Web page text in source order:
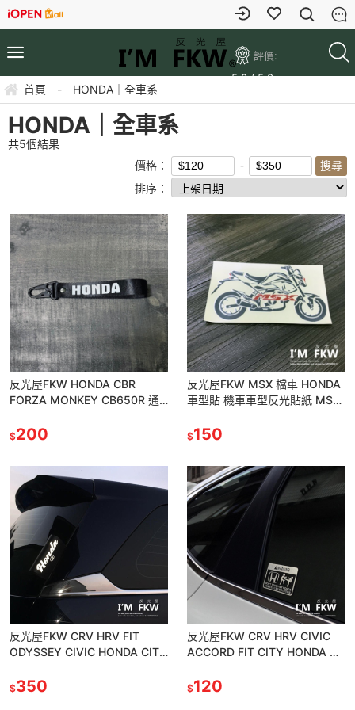
評價:
5.0 / 5.0
首頁 - HONDA｜全車系
HONDA｜全車系
共5個結果
價格：
排序：
反光屋FKW HONDA CBR
FORZA MONKEY CB650R 通
掛件
$200
反光屋FKW MSX 檔車 HONDA
車型貼 機車車型反光貼紙 MSX
曬 車身裝飾
$150
反光屋FKW CRV HRV FIT
ODYSSEY CIVIC HONDA CITY
$350
反光屋FKW CRV HRV CIVIC
ACCORD FIT CITY HONDA 通
$120